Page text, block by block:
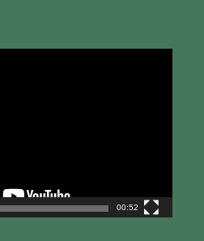
00:52